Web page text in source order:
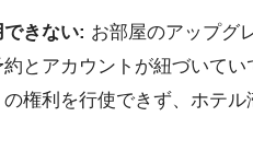
きない: お部屋のアップグ
とアカウントが紐づいてい
権利を行使できず、ホテ